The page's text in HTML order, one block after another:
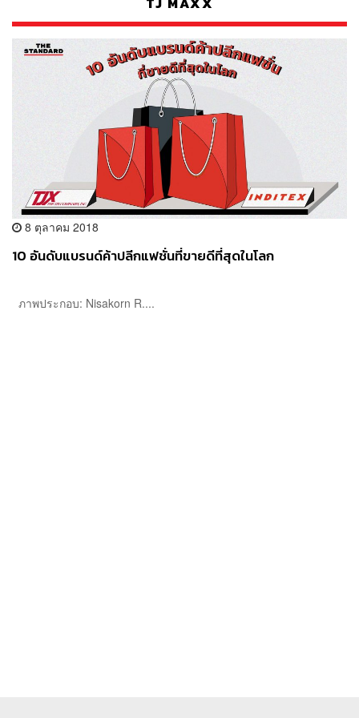
8 ตุลาคม 2018
10 อันดับแบรนด์ค้าปลีกแฟชั่นที่ขายดีที่สุดในโลก
ภาพประกอบ: Nisakorn R....